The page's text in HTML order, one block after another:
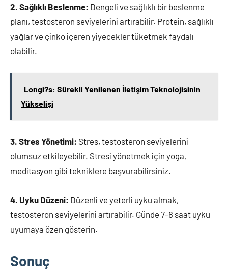
2. Sağlıklı Beslenme: Dengeli ve sağlıklı bir beslenme
planı, testosteron seviyelerini artırabilir. Protein, sağlıklı
yağlar ve çinko içeren yiyecekler tüketmek faydalı
olabilir.
Longi?s: Sürekli Yenilenen İletişim Teknolojisinin
Yükselişi
3. Stres Yönetimi: Stres, testosteron seviyelerini
olumsuz etkileyebilir. Stresi yönetmek için yoga,
meditasyon gibi tekniklere başvurabilirsiniz.
4. Uyku Düzeni: Düzenli ve yeterli uyku almak,
testosteron seviyelerini artırabilir. Günde 7-8 saat uyku
uyumaya özen gösterin.
Sonuç